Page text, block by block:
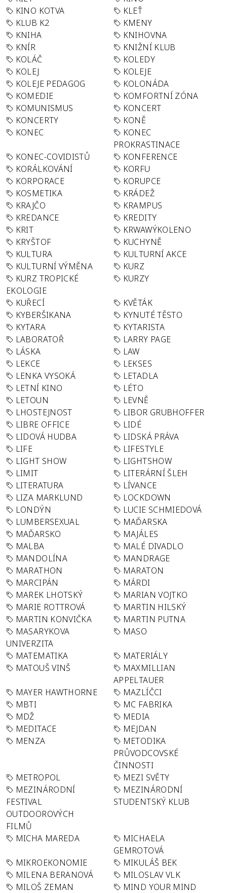
KINO KOTVA
KLEŤ
KLUB K2
KMENY
KNIHA
KNIHOVNA
KNÍR
KNIŽNÍ KLUB
KOLÁČ
KOLEDY
KOLEJ
KOLEJE
KOLEJE PEDAGOG
KOLONÁDA
KOMEDIE
KOMFORTNÍ ZÓNA
KOMUNISMUS
KONCERT
KONCERTY
KONĚ
KONEC
KONEC
PROKRASTINACE
KONEC-COVIDISTŮ
KONFERENCE
KORÁLKOVÁNÍ
KORFU
KORPORACE
KORUPCE
KOSMETIKA
KRÁDEŽ
KRAJČO
KRAMPUS
KREDANCE
KREDITY
KRIT
KRWAWÝKOLENO
KRYŠTOF
KUCHYNĚ
KULTURA
KULTURNÍ AKCE
KULTURNÍ VÝMĚNA
KURZ
KURZ TROPICKÉ
EKOLOGIE
KURZY
KUŘECÍ
KVĚTÁK
KYBERŠIKANA
KYNUTÉ TĚSTO
KYTARA
KYTARISTA
LABORATOŘ
LARRY PAGE
LÁSKA
LAW
LEKCE
LEKSES
LENKA VYSOKÁ
LETADLA
LETNÍ KINO
LÉTO
LETOUN
LEVNĚ
LHOSTEJNOST
LIBOR GRUBHOFFER
LIBRE OFFICE
LIDÉ
LIDOVÁ HUDBA
LIDSKÁ PRÁVA
LIFE
LIFESTYLE
LIGHT SHOW
LIGHTSHOW
LIMIT
LITERÁRNÍ ŠLEH
LITERATURA
LÍVANCE
LIZA MARKLUND
LOCKDOWN
LONDÝN
LUCIE SCHMIEDOVÁ
LUMBERSEXUAL
MAĎARSKA
MAĎARSKO
MAJÁLES
MALBA
MALÉ DIVADLO
MANDOLÍNA
MANDRAGE
MARATHON
MARATON
MARCIPÁN
MÁRDI
MAREK LHOTSKÝ
MARIAN VOJTKO
MARIE ROTTROVÁ
MARTIN HILSKÝ
MARTIN KONVIČKA
MARTIN PUTNA
MASARYKOVA
UNIVERZITA
MASO
MATEMATIKA
MATERIÁLY
MATOUŠ VINŠ
MAXMILLIAN
APPELTAUER
MAYER HAWTHORNE
MAZLÍČCI
MBTI
MC FABRIKA
MDŽ
MEDIA
MEDITACE
MEJDAN
MENZA
METODIKA
PRŮVODCOVSKÉ
ČINNOSTI
METROPOL
MEZI SVĚTY
MEZINÁRODNÍ
FESTIVAL
OUTDOOROVÝCH
FILMŮ
MEZINÁRODNÍ
STUDENTSKÝ KLUB
MICHA MAREDA
MICHAELA
GEMROTOVÁ
MIKROEKONOMIE
MIKULÁŠ BEK
MILENA BERANOVÁ
MILOSLAV VLK
MILOŠ ZEMAN
MIND YOUR MIND